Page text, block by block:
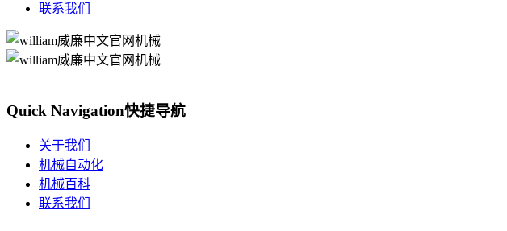
联系我们
Quick Navigation快捷导航
关于我们
机械自动化
机械百科
联系我们